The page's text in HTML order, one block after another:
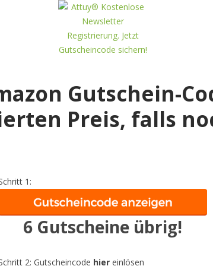
Gutschein-
Preis, falls
1:
6 Gutscheine übrig!
2: Gutscheincode hiereinlösen